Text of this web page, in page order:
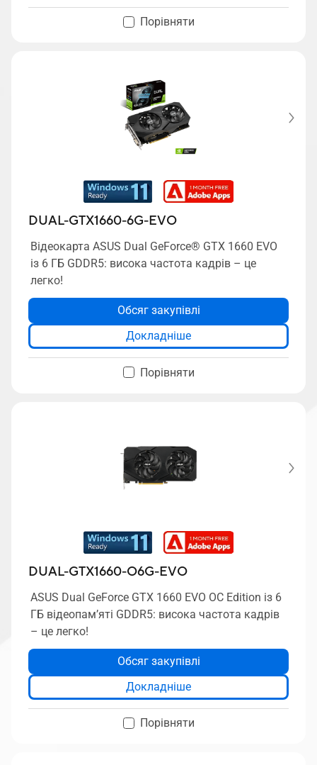
Порівняти
DUAL-GTX1660-6G-EVO
Відеокарта ASUS Dual GeForce® GTX 1660 EVO
із 6 ГБ GDDR5: висока частота кадрів – це
легко!
Обсяг закупівлі
Докладніше
Порівняти
DUAL-GTX1660-O6G-EVO
ASUS Dual GeForce GTX 1660 EVO OC Edition із 6
ГБ відеопам’яті GDDR5: висока частота кадрів
– це легко!
Обсяг закупівлі
Докладніше
Порівняти